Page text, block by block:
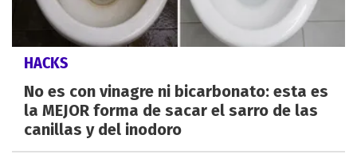
HACKS
No es con vinagre ni bicarbonato: esta es
la MEJOR forma de sacar el sarro de las
canillas y del inodoro